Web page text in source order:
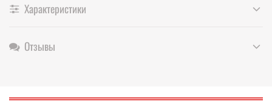
Характеристики
Отзывы